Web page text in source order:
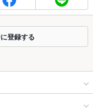
登録する